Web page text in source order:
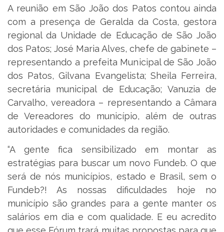
A reunião em São João dos Patos contou ainda
com a presença de Geralda da Costa, gestora
regional da Unidade de Educação de São João
dos Patos; José Maria Alves, chefe de gabinete –
representando a prefeita Municipal de São João
dos Patos, Gilvana Evangelista; Sheila Ferreira,
secretária municipal de Educação; Vanuzia de
Carvalho, vereadora – representando a Câmara
de Vereadores do município, além de outras
autoridades e comunidades da região.
“A gente fica sensibilizado em montar as
estratégias para buscar um novo Fundeb. O que
será de nós municípios, estado e Brasil, sem o
Fundeb?! As nossas dificuldades hoje no
município são grandes para a gente manter os
salários em dia e com qualidade. E eu acredito